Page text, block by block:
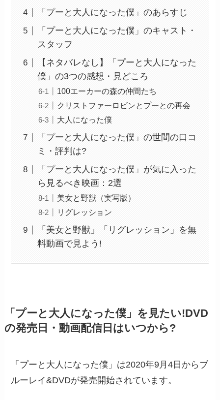
「プーと大人になった僕」のあらすじ
「プーと大人になった僕」のキャスト・
スタッフ
【ネタバレなし】「プーと大人になった
僕」の3つの感想・見どころ
100エーカーの森の仲間たち
クリストファーロビンとプーとの再会
大人になった僕
「プーと大人になった僕」の世間の口コ
ミ・評判は?
「プーと大人になった僕」が気に入った
ら見るべき映画：2選
美女と野獣（実写版）
リグレッション
「美女と野獣」「リグレッション」を無
料動画で見よう!
「プーと大人になった僕」を見たい!DVD
の発売日・動画配信日はいつから?
「プーと大人になった僕」は2020年9月4日からブ
ルーレイ&DVDが発売開始されています。